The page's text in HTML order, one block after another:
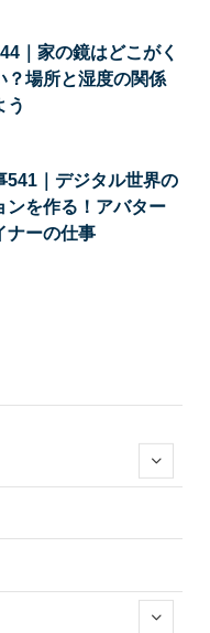
｜家の鏡はどこがく
？場所と湿度の関係
う
541｜デジタル世界の
ンを作る！アバター
ナーの仕事